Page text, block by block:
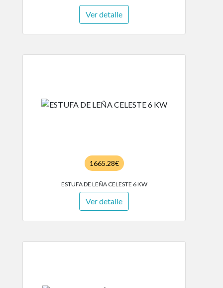
Ver detalle
1665.28€
ESTUFA DE LEÑA CELESTE 6 KW
Ver detalle